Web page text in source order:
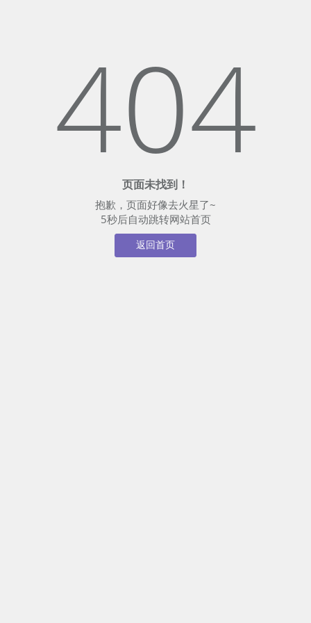
404
页面未找到！
抱歉，页面好像去火星了~
5秒后自动跳转网站首页
返回首页